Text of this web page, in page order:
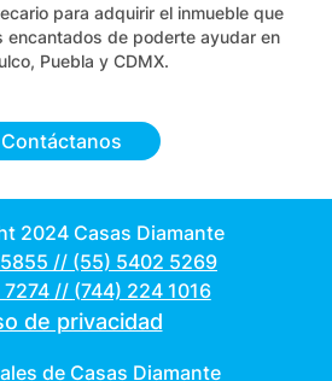
para adquirir el inmueble que
encantados de poderte ayudar en
Puebla y CDMX.
Contáctanos
2024 Casas Diamante
// (55) 5402 5269
7274// (744) 224 1016
de privacidad
de Casas Diamante